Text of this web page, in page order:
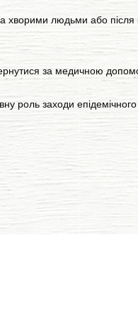
хворими людьми або після
за медичною
роль заходи епідемічного